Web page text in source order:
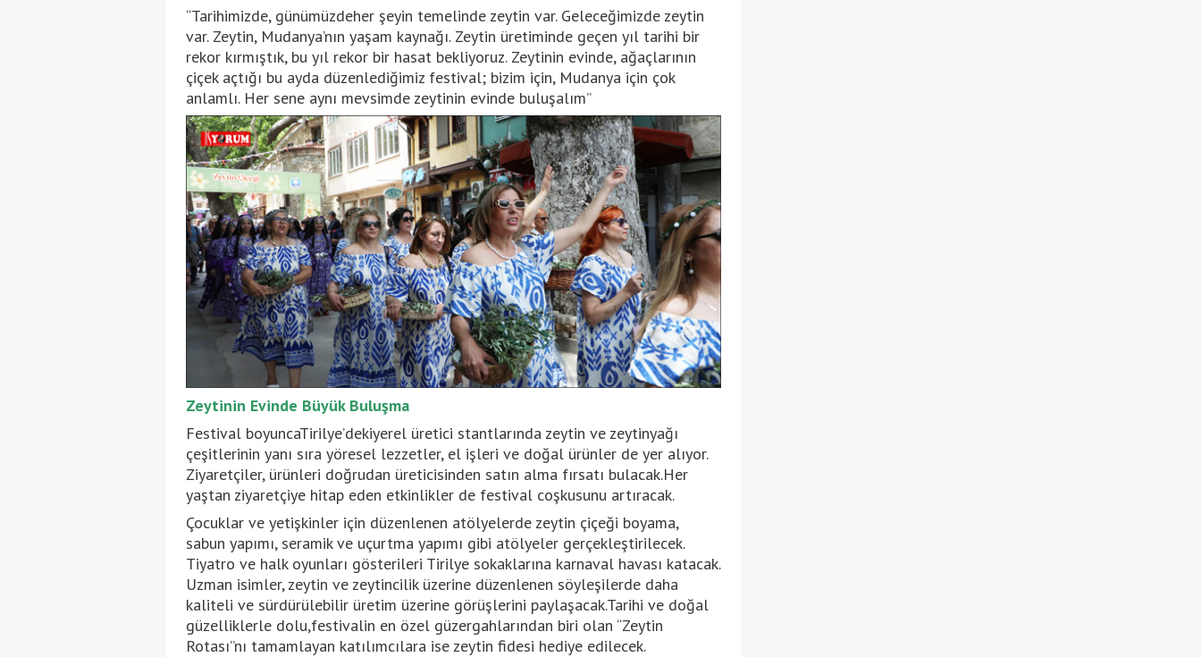
“Tarihimizde, günümüzdeher şeyin temelinde zeytin var. Geleceğimizde zeytin
var. Zeytin, Mudanya’nın yaşam kaynağı. Zeytin üretiminde geçen yıl tarihi bir
rekor kırmıştık, bu yıl rekor bir hasat bekliyoruz. Zeytinin evinde, ağaçlarının
çiçek açtığı bu ayda düzenlediğimiz festival; bizim için, Mudanya için çok
anlamlı. Her sene aynı mevsimde zeytinin evinde buluşalım”
Zeytinin Evinde Büyük Buluşma
Festival boyuncaTirilye’dekiyerel üretici stantlarında zeytin ve zeytinyağı
çeşitlerinin yanı sıra yöresel lezzetler, el işleri ve doğal ürünler de yer alıyor.
Ziyaretçiler, ürünleri doğrudan üreticisinden satın alma fırsatı bulacak.Her
yaştan ziyaretçiye hitap eden etkinlikler de festival coşkusunu artıracak.
Çocuklar ve yetişkinler için düzenlenen atölyelerde zeytin çiçeği boyama,
sabun yapımı, seramik ve uçurtma yapımı gibi atölyeler gerçekleştirilecek.
Tiyatro ve halk oyunları gösterileri Tirilye sokaklarına karnaval havası katacak.
Uzman isimler, zeytin ve zeytincilik üzerine düzenlenen söyleşilerde daha
kaliteli ve sürdürülebilir üretim üzerine görüşlerini paylaşacak.Tarihi ve doğal
güzelliklerle dolu,festivalin en özel güzergahlarından biri olan “Zeytin
Rotası”nı tamamlayan katılımcılara ise zeytin fidesi hediye edilecek.